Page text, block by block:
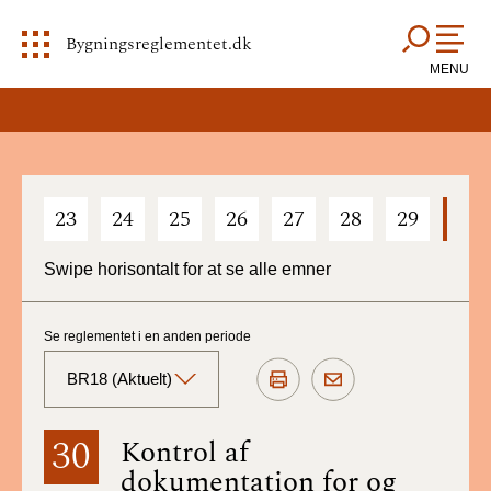
Bygningsreglementet.dk
MENU
23 24 25 26 27 28 29
Swipe horisontalt for at se alle emner
30 Kontrol af
dokumentation for og
Se reglementet i en anden periode
BR18 (Aktuelt)
BR18 (Aktuelt)